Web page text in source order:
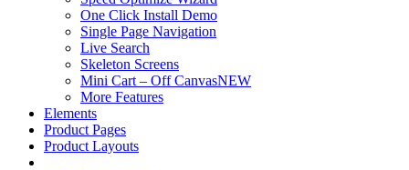
One Click Install Demo
Single Page Navigation
Live Search
Skeleton Screens
Mini Cart – Off CanvasNEW
More Features
Elements
Product Pages
Product Layouts